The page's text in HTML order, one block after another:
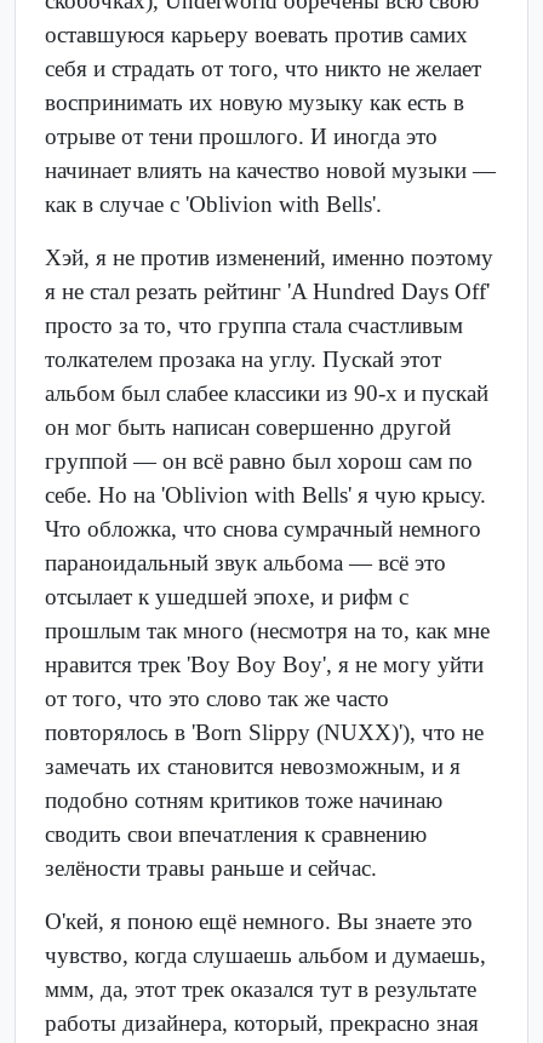
оставшуюся карьеру воевать против самих
себя и страдать от того, что никто не желает
воспринимать их новую музыку как есть в
отрыве от тени прошлого. И иногда это
начинает влиять на качество новой музыки —
как в случае с 'Oblivion with Bells'.
Хэй, я не против изменений, именно поэтому
я не стал резать рейтинг 'A Hundred Days Off'
просто за то, что группа стала счастливым
толкателем прозака на углу. Пускай этот
альбом был слабее классики из 90-х и пускай
он мог быть написан совершенно другой
группой — он всё равно был хорош сам по
себе. Но на 'Oblivion with Bells' я чую крысу.
Что обложка, что снова сумрачный немного
параноидальный звук альбома — всё это
отсылает к ушедшей эпохе, и рифм с
прошлым так много (несмотря на то, как мне
нравится трек 'Boy Boy Boy', я не могу уйти
от того, что это слово так же часто
повторялось в 'Born Slippy (NUXX)'), что не
замечать их становится невозможным, и я
подобно сотням критиков тоже начинаю
сводить свои впечатления к сравнению
зелёности травы раньше и сейчас.
О'кей, я поною ещё немного. Вы знаете это
чувство, когда слушаешь альбом и думаешь,
ммм, да, этот трек оказался тут в результате
работы дизайнера, который, прекрасно зная